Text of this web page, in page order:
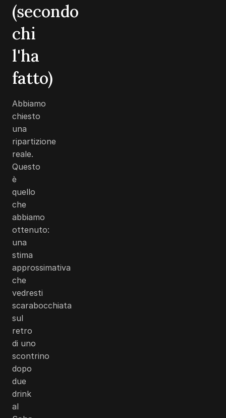
(secondo
chi
l'ha
fatto)
Abbiamo
chiesto
una
ripartizione
reale.
Questo
è
quello
che
abbiamo
ottenuto:
una
stima
approssimativa
che
vedresti
scarabocchiata
sul
retro
di uno
scontrino
dopo
due
drink
al